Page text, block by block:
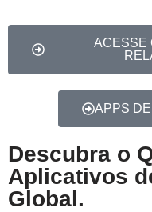
ACESSE
APPS
Descubra o
Aplicativos
Global.